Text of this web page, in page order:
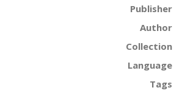
Publisher
Author
Collection
Language
Tags